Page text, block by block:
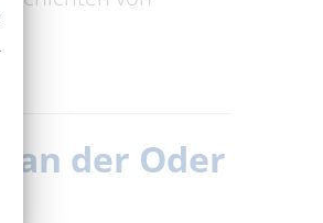
an der Oder